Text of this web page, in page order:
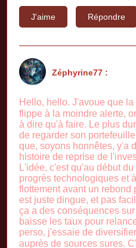
J'aime Répondre
Zéphyrine77 :
Hello, hello. J'avoue que
flippe à la moindre alerte,
à dire qu'à faire. Le plus
de regarder son
que, soyons honnêtes, y'a
histoire de reprise de
L'idée, c'est qu'au début
progrès technologiques et
flottement avant un
est juste dingue, et pas
ça a des conséquences
baisse les taux pour
perso, j'essaie de
auprès de sources sures.